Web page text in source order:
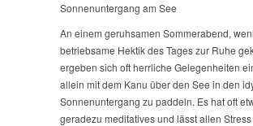
Sonnenuntergang am See
An einem geruhsamen Sommerabend,
betriebsame Hektik des Tages zur Ruhe
ergeben sich oft herrliche Gelegenheiten
allein mit dem Kanu über den See in den
Sonnenuntergang zu paddeln. Es hat oft
geradezu meditatives und lässt allen